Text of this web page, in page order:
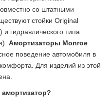
со штатными
стойки Original
и гидравлического типа
Амортизаторы Monroe
поведение автомобиля в
Для изделий из этой